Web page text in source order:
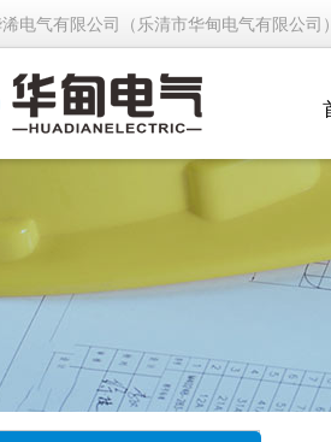
电气有限公司（乐清市华甸电气有限公司